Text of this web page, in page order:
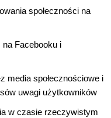
społeczności na
Facebooku i
media społecznościowe i
uwagi użytkowników
w czasie rzeczywistym